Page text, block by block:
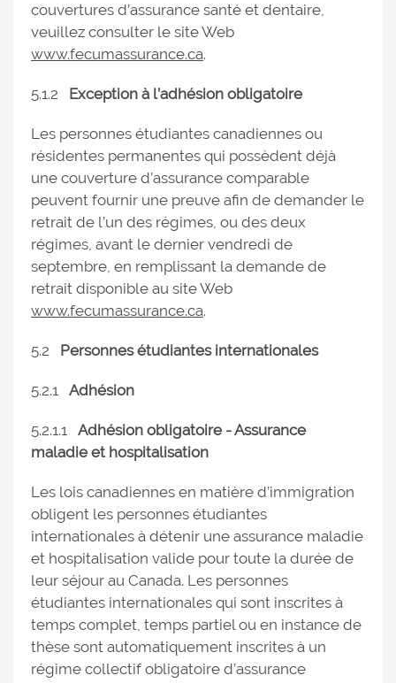
couvertures d’assurance santé et dentaire,
veuillez consulter le site Web
www.fecumassurance.ca.
5.1.2 Exception à l’adhésion obligatoire
Les personnes étudiantes canadiennes ou
résidentes permanentes qui possèdent déjà
une couverture d’assurance comparable
peuvent fournir une preuve afin de demander le
retrait de l’un des régimes, ou des deux
régimes, avant le dernier vendredi de
septembre, en remplissant la demande de
retrait disponible au site Web
www.fecumassurance.ca.
5.2 Personnes étudiantes internationales
5.2.1 Adhésion
5.2.1.1 Adhésion obligatoire - Assurance
maladie et hospitalisation
Les lois canadiennes en matière d’immigration
obligent les personnes étudiantes
internationales à détenir une assurance maladie
et hospitalisation valide pour toute la durée de
leur séjour au Canada. Les personnes
étudiantes internationales qui sont inscrites à
temps complet, temps partiel ou en instance de
thèse sont automatiquement inscrites à un
régime collectif obligatoire d’assurance